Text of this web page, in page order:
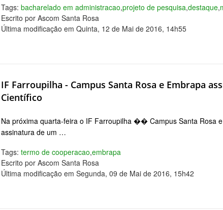
Tags:bacharelado em administracao,projeto de pesquisa,destaque,
Escrito por Ascom Santa Rosa
Última modificação em Quinta, 12 de Mai de 2016, 14h55
IF Farroupilha - Campus Santa Rosa e Embrapa
Científico
Na próxima quarta-feira o IF Farroupilha �� Campus Santa Rosa
assinatura de um …
Tags:termo de cooperacao,embrapa
Escrito por Ascom Santa Rosa
Última modificação em Segunda, 09 de Mai de 2016, 15h42